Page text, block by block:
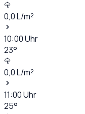
0,0L/m²
10:00Uhr
23°
0,0L/m²
11:00Uhr
25°